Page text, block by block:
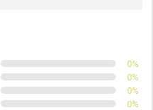
0%
0%
0%
0%